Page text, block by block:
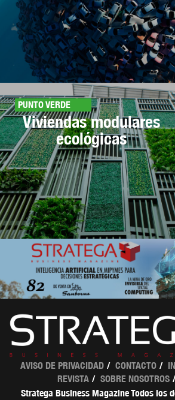
PUNTO VERDE
Viviendas modulares
ecológicas
AVISO DE PRIVACIDAD CONTACTO
REVISTA
SOBRE NOSOTROS
Stratega Business Magazine Todos los